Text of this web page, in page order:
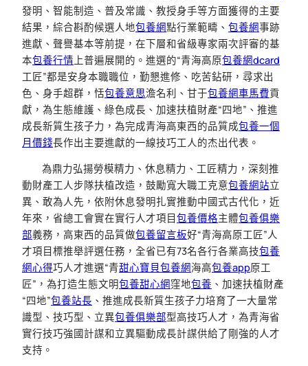
發明、智能制造、普及常識、教授身手等方面獲得的主要
結果，綜合斟酌候選人地包養網點行業範疇、 包養網事跡
進獻、聲譽基本等前提，在下層和省級專家兩次評審的基
本包養行情 上普遍展開的。進選的“青海高原包養網dcard
工匠”都是安身本職職位，勤懇進修、吃苦鉆研，尋求出
色、身手超群，恬包養意思澹名利、甘于包養網車馬費貢
獻，為生態維護、綠色成長、加速扶植財產“四地”、推進
成長新質生孩子力，為完成青海高東西的品質成包養一個
月價錢長作出主要進獻的一線技巧工人的杰出代表。
為鼎力弘揚勞模精力、休息精力、工匠精力，深刻推
動財產工人步隊扶植改造，鼓勵寬大職工克意包養網站立
異、敢為人先，依附休息發明扎實推動中國式古代化，近
年來，省總工會實在實行人才項目 包養價格主體包養俱樂
部義務，高東西的品質做包養留言板好“青海高原工匠”人
才項目標推舉評選任務，全省已有73名各行各業高技包養
網心得巧人才進選“青甜心寶貝包養網海高包養app原工
匠”，為打造生態文明包養甜心網窪地包養 、加速扶植財產
“四地”包養站長 、推進成長新質生孩子力培育了一大量常
識型、技巧型、立異包養俱樂部型高技巧人才，為青海省
實行技巧強國計謀和立異驅動成長計謀供給了剛強的人才
支持。